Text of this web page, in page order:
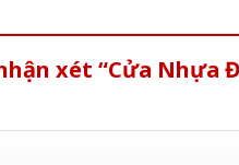
xét “Cửa Nhựa